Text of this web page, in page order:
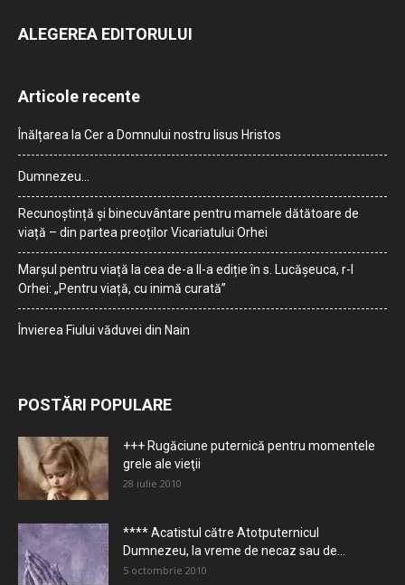
ALEGEREA EDITORULUI
Articole recente
Înălțarea la Cer a Domnului nostru Iisus Hristos
Dumnezeu…
Recunoștință și binecuvântare pentru mamele dătătoare de
viață – din partea preoților Vicariatului Orhei
Marșul pentru viață la cea de-a II-a ediție în s. Lucășeuca, r-l
Orhei: „Pentru viață, cu inimă curată”
Învierea Fiului văduvei din Nain
POSTĂRI POPULARE
+++ Rugăciune puternică pentru momentele
grele ale vieţii
28 iulie 2010
**** Acatistul către Atotputernicul
Dumnezeu, la vreme de necaz sau de...
5 octombrie 2010